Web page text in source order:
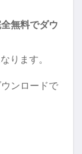
無料でダウ
ります。
ンロードで